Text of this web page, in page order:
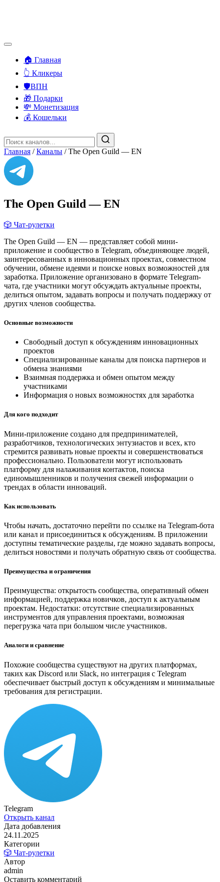
🏠 Главная
👆 Кликеры
🛡️ВПН
🎁 Подарки
💸 Монетизация
💰 Кошельки
Главная / Каналы / The Open Guild — EN
The Open Guild — EN
🎲 Чат-рулетки
The Open Guild — EN — представляет собой мини-
приложение и сообщество в Telegram, объединяющее людей,
заинтересованных в инновационных проектах, совместном
обучении, обмене идеями и поиске новых возможностей для
заработка. Приложение организовано в формате Telegram-
чата, где участники могут обсуждать актуальные проекты,
делиться опытом, задавать вопросы и получать поддержку от
других членов сообщества.
Основные возможности
Свободный доступ к обсуждениям инновационных
проектов
Специализированные каналы для поиска партнеров и
обмена знаниями
Взаимная поддержка и обмен опытом между
участниками
Информация о новых возможностях для заработка
Для кого подходит
Мини-приложение создано для предпринимателей,
разработчиков, технологических энтузиастов и всех, кто
стремится развивать новые проекты и совершенствоваться
профессионально. Пользователи могут использовать
платформу для налаживания контактов, поиска
единомышленников и получения свежей информации о
трендах в области инноваций.
Как использовать
Чтобы начать, достаточно перейти по ссылке на Telegram-бота
или канал и присоединиться к обсуждениям. В приложении
доступны тематические разделы, где можно задавать вопросы,
делиться новостями и получать обратную связь от сообщества.
Преимущества и ограничения
Преимущества: открытость сообщества, оперативный обмен
информацией, поддержка новичков, доступ к актуальным
проектам. Недостатки: отсутствие специализированных
инструментов для управления проектами, возможная
перегрузка чата при большом числе участников.
Аналоги и сравнение
Похожие сообщества существуют на других платформах,
таких как Discord или Slack, но интеграция с Telegram
обеспечивает быстрый доступ к обсуждениям и минимальные
требования для регистрации.
Telegram
Открыть канал
Дата добавления
24.11.2025
Категории
🎲 Чат-рулетки
Автор
admin
Оставить комментарий